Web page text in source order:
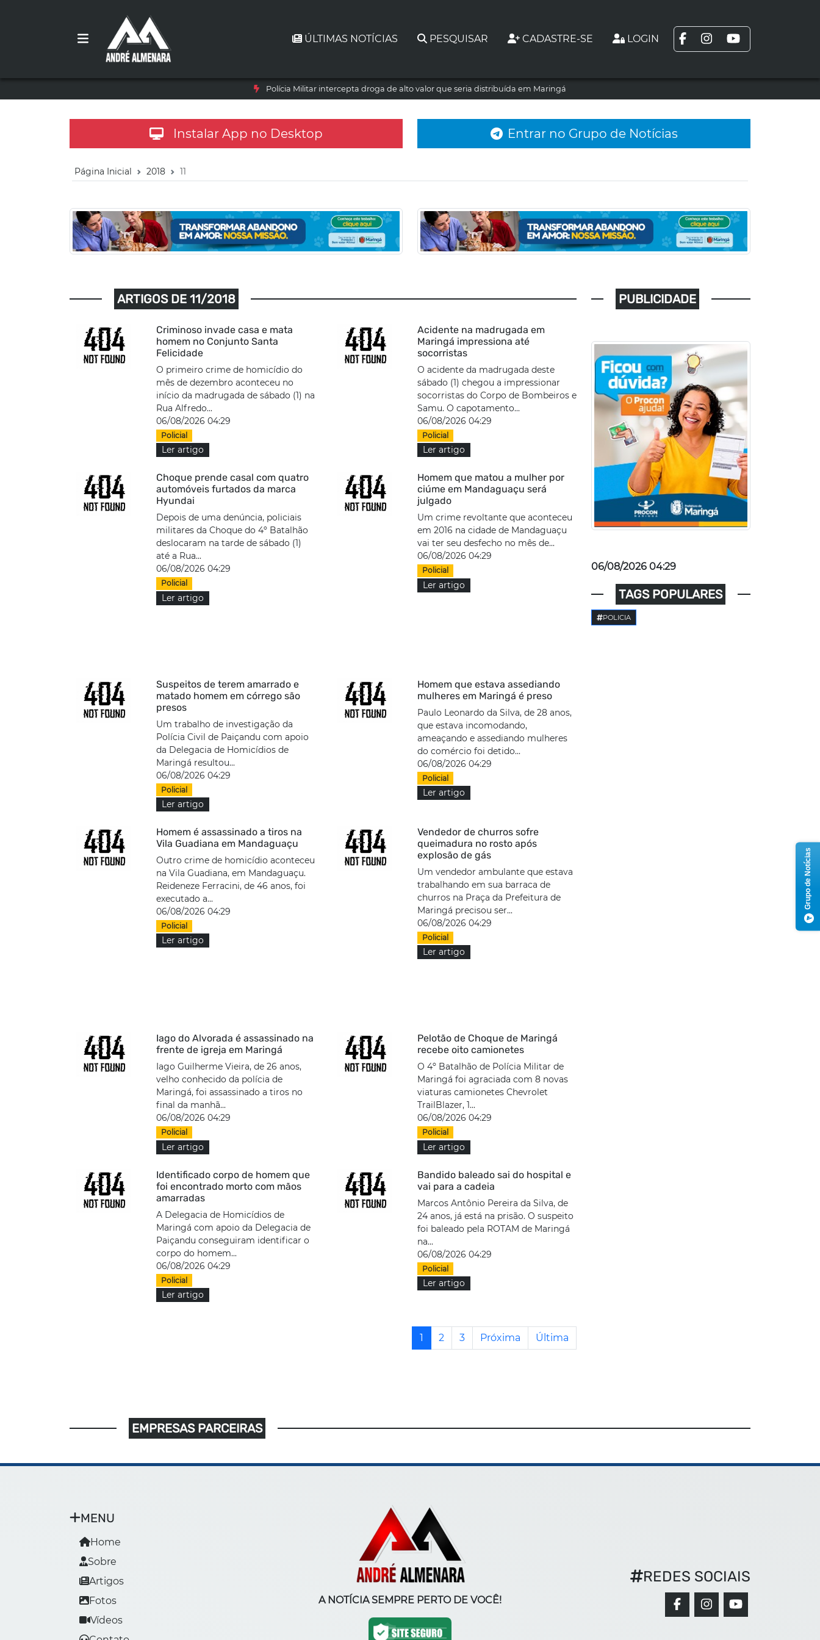
ÚLTIMAS NOTÍCIAS PESQUISAR CADASTRE-SE LOGIN
Polícia Militar intercepta droga de alto valor que seria distribuída em Maringá
Instalar App no Desktop Entrar no Grupo de Notícias
Página Inicial 2018 11
ARTIGOS DE 11/2018
Criminoso invade casa e mata
homem no Conjunto Santa
Felicidade
O primeiro crime de homicídio do
mês de dezembro aconteceu no
início da madrugada de sábado (1) na
Rua Alfredo...
06/08/2026 04:29
Policial
Ler artigo
Acidente na madrugada em
Maringá impressiona até
socorristas
O acidente da madrugada deste
sábado (1) chegou a impressionar
socorristas do Corpo de Bombeiros e
Samu. O capotamento...
06/08/2026 04:29
Policial
Ler artigo
Choque prende casal com quatro
automóveis furtados da marca
Hyundai
Depois de uma denúncia, policiais
militares da Choque do 4º Batalhão
deslocaram na tarde de sábado (1)
até a Rua...
06/08/2026 04:29
Policial
Ler artigo
Homem que matou a mulher por
ciúme em Mandaguaçu será
julgado
Um crime revoltante que aconteceu
em 2016 na cidade de Mandaguaçu
vai ter seu desfecho no mês de...
06/08/2026 04:29
Policial
Ler artigo
Suspeitos de terem amarrado e
matado homem em córrego são
presos
Um trabalho de investigação da
Polícia Civil de Paiçandu com apoio
da Delegacia de Homicídios de
Maringá resultou...
06/08/2026 04:29
Policial
Ler artigo
Homem que estava assediando
mulheres em Maringá é preso
Paulo Leonardo da Silva, de 28 anos,
que estava incomodando,
ameaçando e assediando mulheres
do comércio foi detido...
06/08/2026 04:29
Policial
Ler artigo
Homem é assassinado a tiros na
Vila Guadiana em Mandaguaçu
Outro crime de homicídio aconteceu
na Vila Guadiana, em Mandaguaçu.
Reideneze Ferracini, de 46 anos, foi
executado a...
06/08/2026 04:29
Policial
Ler artigo
Vendedor de churros sofre
queimadura no rosto após
explosão de gás
Um vendedor ambulante que estava
trabalhando em sua barraca de
churros na Praça da Prefeitura de
Maringá precisou ser...
06/08/2026 04:29
Policial
Ler artigo
Iago do Alvorada é assassinado na
frente de igreja em Maringá
Iago Guilherme Vieira, de 26 anos,
velho conhecido da polícia de
Maringá, foi assassinado a tiros no
final da manhã...
06/08/2026 04:29
Policial
Ler artigo
Pelotão de Choque de Maringá
recebe oito camionetes
O 4º Batalhão de Polícia Militar de
Maringá foi agraciada com 8 novas
viaturas camionetes Chevrolet
TrailBlazer, 1...
06/08/2026 04:29
Policial
Ler artigo
Identificado corpo de homem que
foi encontrado morto com mãos
amarradas
A Delegacia de Homicídios de
Maringá com apoio da Delegacia de
Paiçandu conseguiram identificar o
corpo do homem...
06/08/2026 04:29
Policial
Ler artigo
Bandido baleado sai do hospital e
vai para a cadeia
Marcos Antônio Pereira da Silva, de
24 anos, já está na prisão. O suspeito
foi baleado pela ROTAM de Maringá
na...
06/08/2026 04:29
Policial
Ler artigo
1 2 3 Próxima Última
PUBLICIDADE
06/08/2026 04:29
TAGS POPULARES
POLICIA
EMPRESAS PARCEIRAS
A NOTÍCIA SEMPRE PERTO DE VOCÊ!
MENU
Home
Sobre
Artigos
Fotos
Vídeos
REDES SOCIAIS
Grupo de Notícias